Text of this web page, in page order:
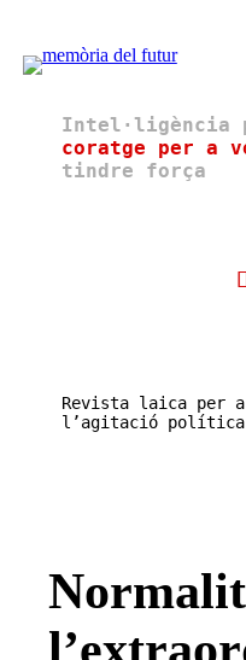
Intel·ligència
coratge per a
tindre força
Revista laica per
l’agitació política